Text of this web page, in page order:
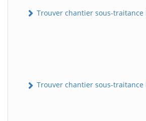
Trouver chantier sous-traitance
Trouver chantier sous-traitance